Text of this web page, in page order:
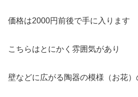
価格は2000円前後で手に入ります
こちらはとにかく雰囲気があり
壁などに広がる陶器の模様（お花